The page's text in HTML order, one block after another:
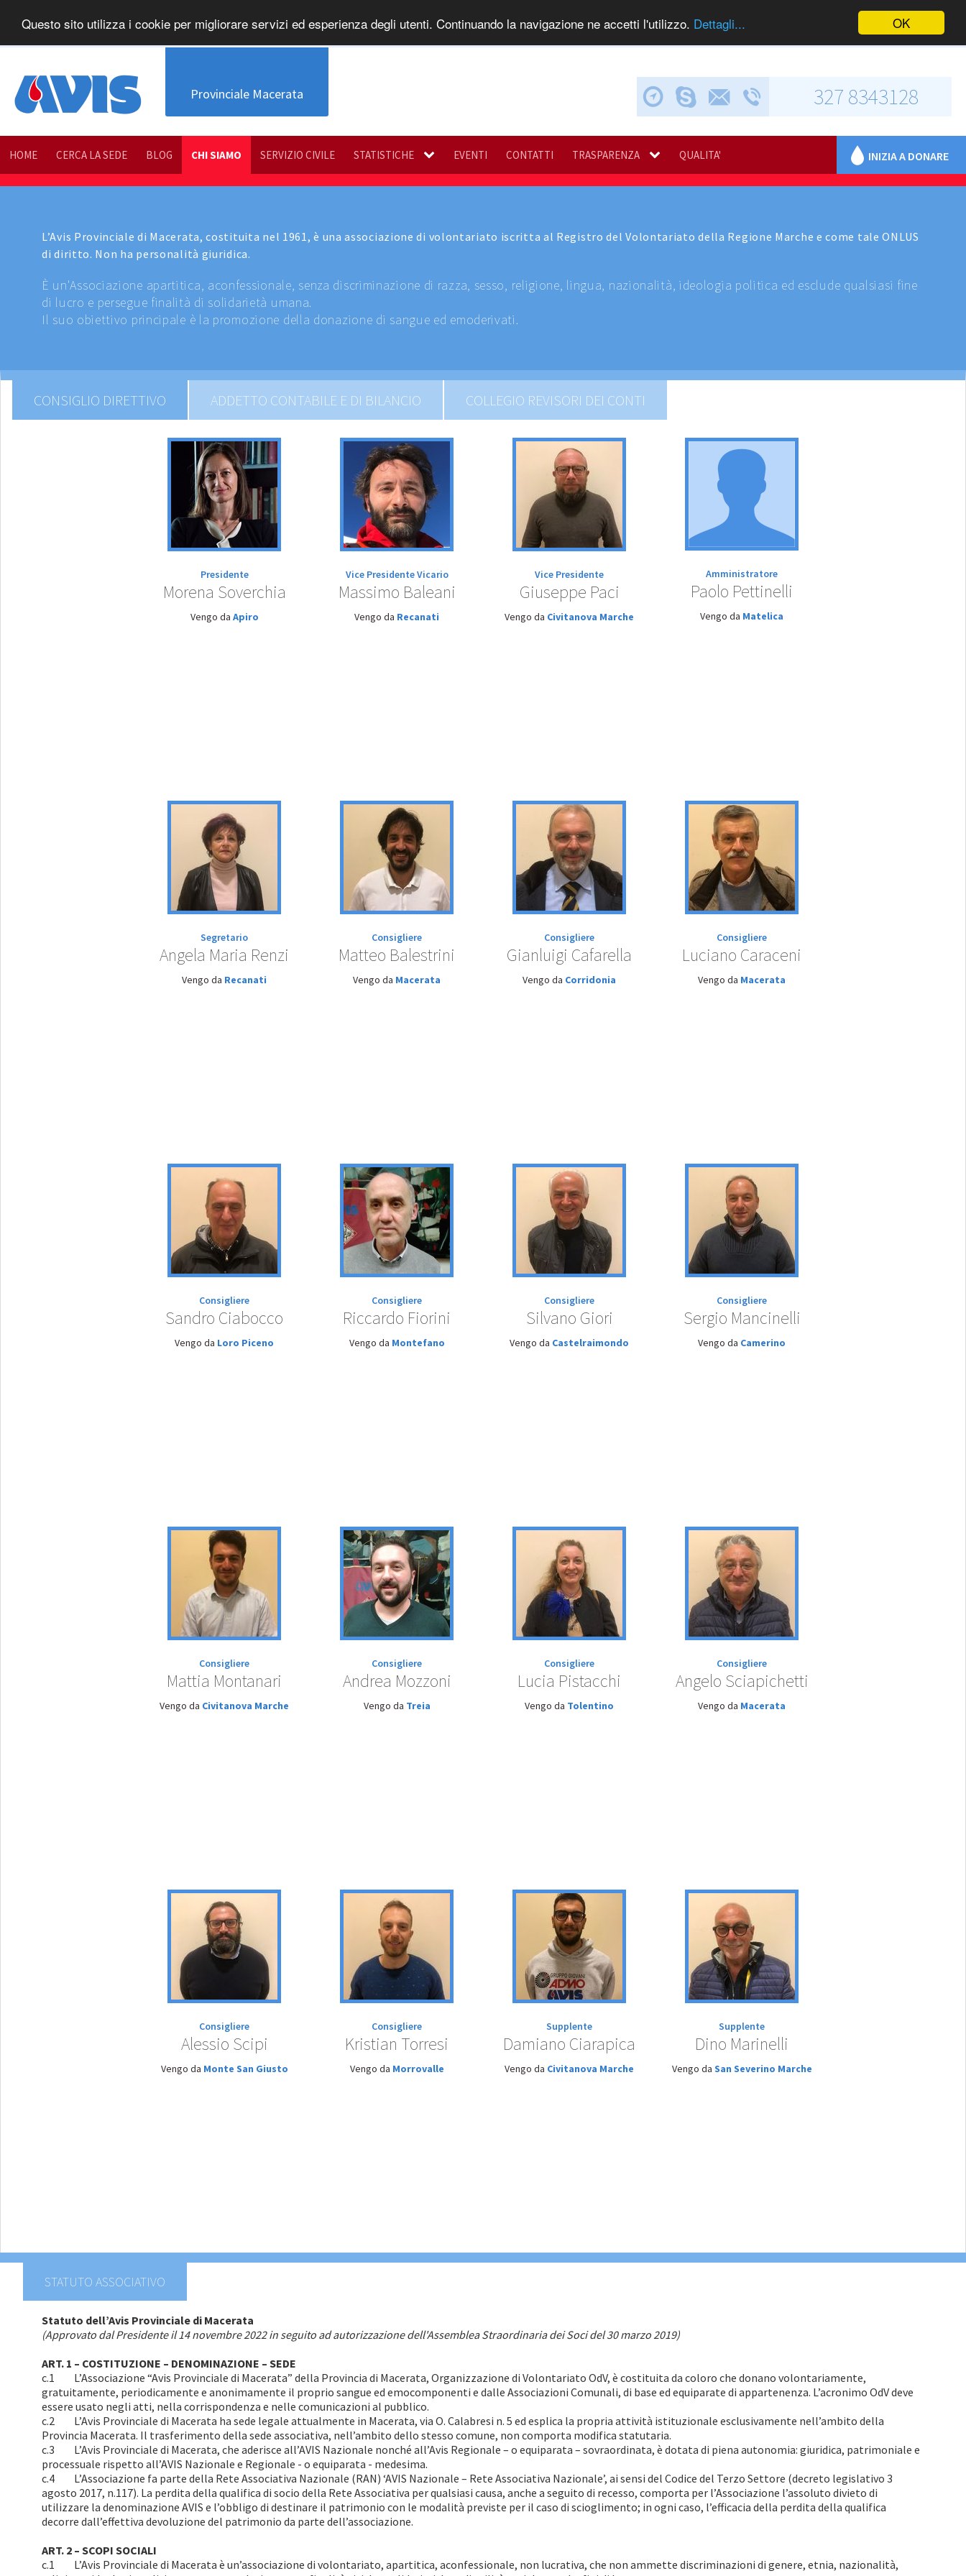
OK
Questo sito utilizza i cookie per migliorare servizi ed esperienza degli utenti. Continuando la navigazione ne accetti l'utilizzo. Dettagli...
Provinciale Macerata Via Calabresi, 5
Chiama via Skype
Invia una e-mail327 8343128
HOME CERCA LA SEDE BLOG CHI SIAMO SERVIZIO CIVILE STATISTICHE EVENTI CONTATTI TRASPARENZA QUALITA' INIZIA A DONARE
L’Avis Provinciale di Macerata, costituita nel 1961, è una associazione di volontariato iscritta al Registro del Volontariato della Regione Marche e come tale ONLUS
di diritto. Non ha personalità giuridica.
È un'Associazione apartitica, aconfessionale, senza discriminazione di razza, sesso, religione, lingua, nazionalità, ideologia politica ed esclude qualsiasi fine
di lucro e persegue finalità di solidarietà umana.
Il suo obiettivo principale è la promozione della donazione di sangue ed emoderivati.
CONSIGLIO DIRETTIVO ADDETTO CONTABILE E DI BILANCIO COLLEGIO REVISORI DEI CONTI
Presidente
Morena Soverchia
Vengo da Apiro
Vice Presidente Vicario
Massimo Baleani
Vengo da Recanati
Vice Presidente
Giuseppe Paci
Vengo da Civitanova Marche
Amministratore
Paolo Pettinelli
Vengo da Matelica
Segretario
Angela Maria Renzi
Vengo da Recanati
Consigliere
Matteo Balestrini
Vengo da Macerata
Consigliere
Gianluigi Cafarella
Vengo da Corridonia
Consigliere
Luciano Caraceni
Vengo da Macerata
Consigliere
Sandro Ciabocco
Vengo da Loro Piceno
Consigliere
Riccardo Fiorini
Vengo da Montefano
Consigliere
Silvano Giori
Vengo da Castelraimondo
Consigliere
Sergio Mancinelli
Vengo da Camerino
Consigliere
Mattia Montanari
Vengo da Civitanova Marche
Consigliere
Andrea Mozzoni
Vengo da Treia
Consigliere
Lucia Pistacchi
Vengo da Tolentino
Consigliere
Angelo Sciapichetti
Vengo da Macerata
Consigliere
Alessio Scipi
Vengo da Monte San Giusto
Consigliere
Kristian Torresi
Vengo da Morrovalle
Supplente
Damiano Ciarapica
Vengo da Civitanova Marche
Supplente
Dino Marinelli
Vengo da San Severino Marche
STATUTO ASSOCIATIVO
Statuto dell’Avis Provinciale di Macerata
(Approvato dal Presidente il 14 novembre 2022 in seguito ad autorizzazione dell'Assemblea Straordinaria dei Soci del 30 marzo 2019)
ART. 1 – COSTITUZIONE – DENOMINAZIONE – SEDE
c.1 L’Associazione “Avis Provinciale di Macerata” della Provincia di Macerata, Organizzazione di Volontariato OdV, è costituita da coloro che donano volontariamente,
gratuitamente, periodicamente e anonimamente il proprio sangue ed emocomponenti e dalle Associazioni Comunali, di base ed equiparate di appartenenza. L’acronimo OdV deve
essere usato negli atti, nella corrispondenza e nelle comunicazioni al pubblico.
c.2 L’Avis Provinciale di Macerata ha sede legale attualmente in Macerata, via O. Calabresi n. 5 ed esplica la propria attività istituzionale esclusivamente nell’ambito della
Provincia Macerata. Il trasferimento della sede associativa, nell’ambito dello stesso comune, non comporta modifica statutaria.
c.3 L’Avis Provinciale di Macerata, che aderisce all’AVIS Nazionale nonché all’Avis Regionale – o equiparata – sovraordinata, è dotata di piena autonomia: giuridica, patrimoniale e
processuale rispetto all’AVIS Nazionale e Regionale - o equiparata - medesima.
c.4 L’Associazione fa parte della Rete Associativa Nazionale (RAN) ‘AVIS Nazionale – Rete Associativa Nazionale’, ai sensi del Codice del Terzo Settore (decreto legislativo 3
agosto 2017, n.117). La perdita della qualifica di socio della Rete Associativa per qualsiasi causa, anche a seguito di recesso, comporta per l’Associazione l’assoluto divieto di
utilizzare la denominazione AVIS e l’obbligo di destinare il patrimonio con le modalità previste per il caso di scioglimento; in ogni caso, l’efficacia della perdita della qualifica
decorre dall’effettiva devoluzione del patrimonio da parte dell’associazione.
ART. 2 – SCOPI SOCIALI
c.1 L’Avis Provinciale di Macerata è un’associazione di volontariato, apartitica, aconfessionale, non lucrativa, che non ammette discriminazioni di genere, etnia, nazionalità,